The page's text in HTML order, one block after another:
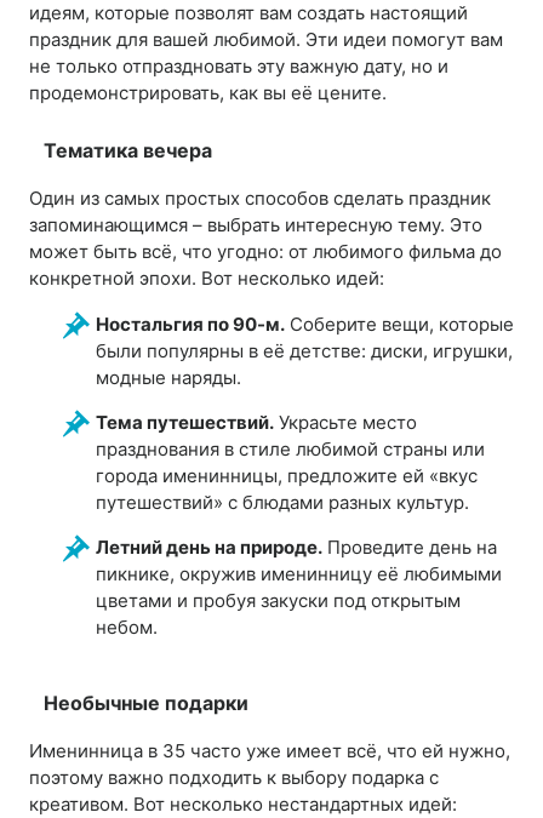
идеям, которые позволят вам создать настоящий
праздник для вашей любимой. Эти идеи помогут вам
не только отпраздновать эту важную дату, но и
продемонстрировать, как вы её цените.
Тематика вечера
Один из самых простых способов сделать праздник
запоминающимся – выбрать интересную тему. Это
может быть всё, что угодно: от любимого фильма до
конкретной эпохи. Вот несколько идей:
Ностальгия по 90-м. Соберите вещи, которые
были популярны в её детстве: диски, игрушки,
модные наряды.
Тема путешествий. Украсьте место
празднования в стиле любимой страны или
города именинницы, предложите ей «вкус
путешествий» с блюдами разных культур.
Летний день на природе. Проведите день на
пикнике, окружив именинницу её любимыми
цветами и пробуя закуски под открытым
небом.
Необычные подарки
Именинница в 35 часто уже имеет всё, что ей нужно,
поэтому важно подходить к выбору подарка с
креативом. Вот несколько нестандартных идей: